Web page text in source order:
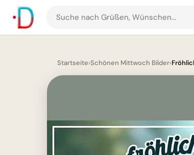
Suche
nach
und
Startseite›Schönen Mittwoch Bilder›